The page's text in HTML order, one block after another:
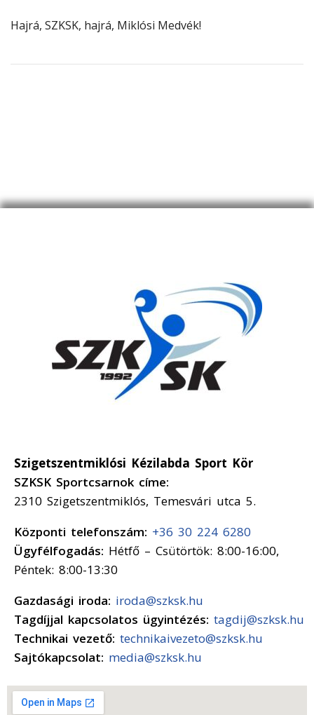
Hajrá, SZKSK, hajrá, Miklósi Medvék!
Szigetszentmiklósi Kézilabda Sport Kör
SZKSK Sportcsarnok címe:
2310 Szigetszentmiklós, Temesvári utca 5.
Központi telefonszám: +36 30 224 6280
Ügyfélfogadás: Hétfő – Csütörtök: 8:00-16:00,
Péntek: 8:00-13:30
Gazdasági iroda: iroda@szksk.hu
Tagdíjjal kapcsolatos ügyintézés: tagdij@szksk.hu
Technikai vezető: technikaivezeto@szksk.hu
Sajtókapcsolat: media@szksk.hu